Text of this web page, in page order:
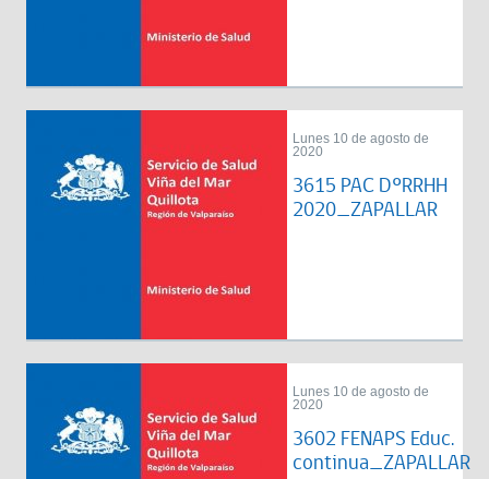
Lunes 10 de agosto de
2020
3615 PAC DºRRHH
2020_ZAPALLAR
Lunes 10 de agosto de
2020
3602 FENAPS Educ.
continua_ZAPALLAR